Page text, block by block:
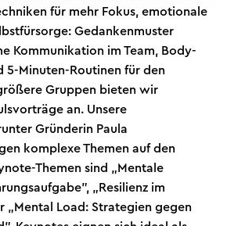
für mehr Fokus, emotionale
Gedankenmuster
Kommunikation im Team, Body-
5-Minuten-Routinen für den
Gruppen bieten wir
an. Unsere
Gründerin Paula
komplexe Themen auf den
Themen sind „Mentale
„Resilienz im
Load: Strategien gegen